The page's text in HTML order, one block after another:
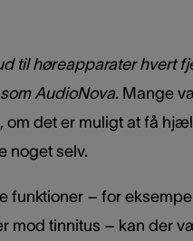
til høreapparater hvert
AudioNova. Mange
om det er muligt at få
noget selv.
funktioner – for
mod tinnitus – kan der